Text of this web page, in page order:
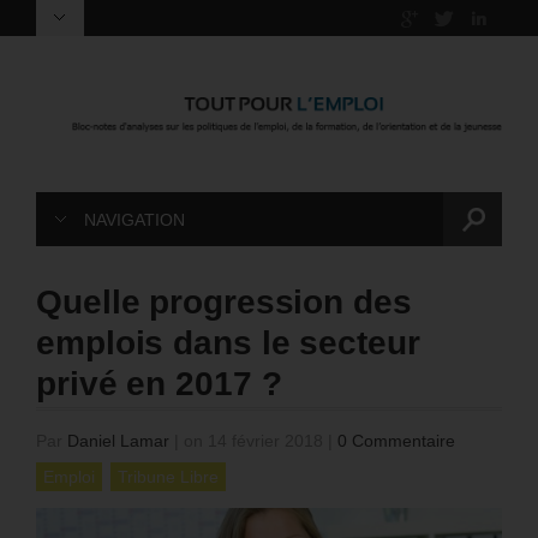
NAVIGATION
Quelle progression des
emplois dans le secteur
privé en 2017 ?
Daniel Lamar
0 Commentaire
Emploi
Tribune Libre